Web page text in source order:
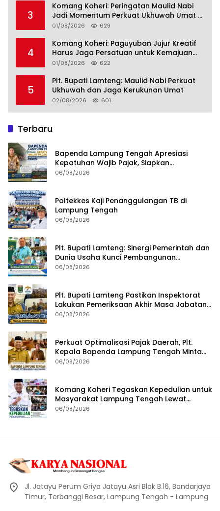
3
Komang Koheri: Peringatan Maulid Nabi
Jadi Momentum Perkuat Ukhuwah Umat di
Lampung Tengah
01/08/2026 629
4
Komang Koheri: Paguyuban Jujur Kreatif
Harus Jaga Persatuan untuk Kemajuan
Lampung Tengah
01/08/2026 622
5
Plt. Bupati Lamteng: Maulid Nabi Perkuat
Ukhuwah dan Jaga Kerukunan Umat
02/08/2026 601
Terbaru
Bapenda Lampung Tengah Apresiasi
Kepatuhan Wajib Pajak, Siapkan
Pengawasan Terpadu di PT GGP
06/08/2026
Poltekkes Kaji Penanggulangan TB di
Lampung Tengah
06/08/2026
Plt. Bupati Lamteng: Sinergi Pemerintah dan
Dunia Usaha Kunci Pembangunan
Berkelanjutan
06/08/2026
Plt. Bupati Lamteng Pastikan Inspektorat
Lakukan Pemeriksaan Akhir Masa Jabatan
51 Kepala Kampung
06/08/2026
Perkuat Optimalisasi Pajak Daerah, Plt.
Kepala Bapenda Lampung Tengah Minta
Seluruh Pengelola Tingkatkan Inovasi dan
06/08/2026
Komang Koheri Tegaskan Kepedulian untuk
Masyarakat Lampung Tengah Lewat
Penyaluran Bantuan Disabilitas
06/08/2026
Jl. Jatayu Perum Griya Jatayu Asri Blok B.16, Bandarjaya
Timur, Terbanggi Besar, Lampung Tengah - Lampung